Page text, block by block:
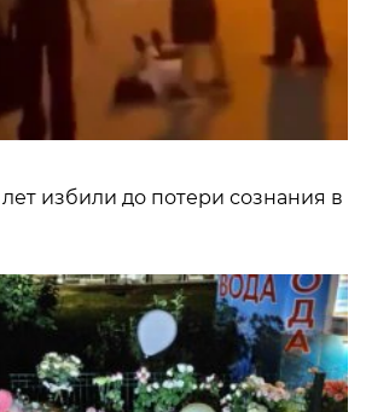
избили до потери сознания в